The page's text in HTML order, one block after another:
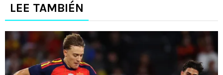
LEE TAMBIÉN